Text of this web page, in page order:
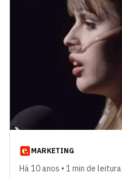
MARKETING
Há 10 anos • 1 min de leitura